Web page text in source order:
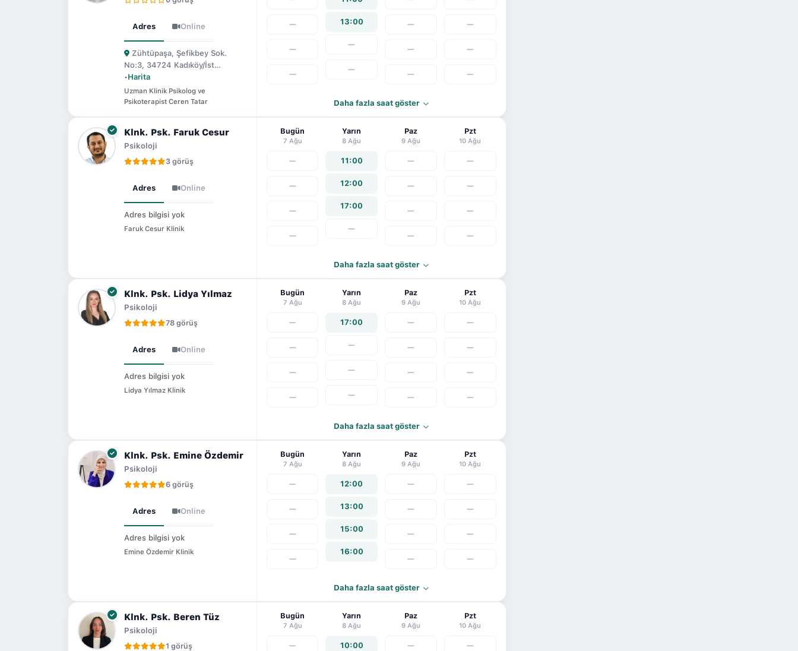
Adres Online
Zühtüpaşa, Şefikbey Sok.
No:3, 34724 Kadıköy/İst…
•Harita
Uzman Klinik Psikolog ve
Psikoterapist Ceren Tatar
—
—
—
13:00
—
—
—
—
—
—
—
—
Daha fazla saat göster
Klnk. Psk. Faruk Cesur
Psikoloji
3 görüş
Adres Online
Adres bilgisi yok
Faruk Cesur Klinik
Bugün
7 Ağu
—
—
—
—
Yarın
8 Ağu
11:00
12:00
17:00
—
Paz
9 Ağu
—
—
—
—
Pzt
10 Ağu
—
—
—
—
Daha fazla saat göster
Klnk. Psk. Lidya Yılmaz
Psikoloji
78 görüş
Adres Online
Adres bilgisi yok
Lidya Yılmaz Klinik
Bugün
7 Ağu
—
—
—
—
Yarın
8 Ağu
17:00
—
—
—
Paz
9 Ağu
—
—
—
—
Pzt
10 Ağu
—
—
—
—
Daha fazla saat göster
Klnk. Psk. Emine Özdemir
Psikoloji
6 görüş
Adres Online
Adres bilgisi yok
Emine Özdemir Klinik
Bugün
7 Ağu
—
—
—
—
Yarın
8 Ağu
12:00
13:00
15:00
16:00
Paz
9 Ağu
—
—
—
—
Pzt
10 Ağu
—
—
—
—
Daha fazla saat göster
Klnk. Psk. Beren Tüz
Psikoloji
1 görüş
Bugün
7 Ağu
—
Yarın
8 Ağu
10:00
Paz
9 Ağu
—
Pzt
10 Ağu
—